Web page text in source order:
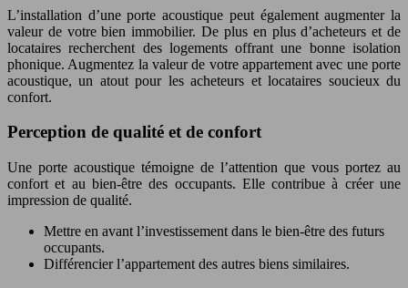
L’installation d’une porte acoustique peut également augmenter la
valeur de votre bien immobilier. De plus en plus d’acheteurs et de
locataires recherchent des logements offrant une bonne isolation
phonique. Augmentez la valeur de votre appartement avec une porte
acoustique, un atout pour les acheteurs et locataires soucieux du
confort.
Perception de qualité et de confort
Une porte acoustique témoigne de l’attention que vous portez au
confort et au bien-être des occupants. Elle contribue à créer une
impression de qualité.
Mettre en avant l’investissement dans le bien-être des futurs
occupants.
Différencier l’appartement des autres biens similaires.